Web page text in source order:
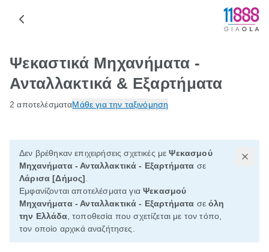
Ψεκαστικά Μηχανήματα -
Ανταλλακτικά & Εξαρτήματα
2 αποτελέσματαΜάθε για την ταξινόμηση
Δεν βρέθηκαν επιχειρήσεις σχετικές μεΨεκασμού
Μηχανήματα - Ανταλλακτικά - Εξαρτήματα σε
Λάρισα [Δήμος]
Εμφανίζονται αποτελέσματα γιαΨεκασμού
Μηχανήματα - Ανταλλακτικά - Εξαρτήματα σεόλη
την Ελλάδα, τοποθεσία που σχετίζεται με τον τόπο,
τον οποίο αρχικά αναζήτησες.